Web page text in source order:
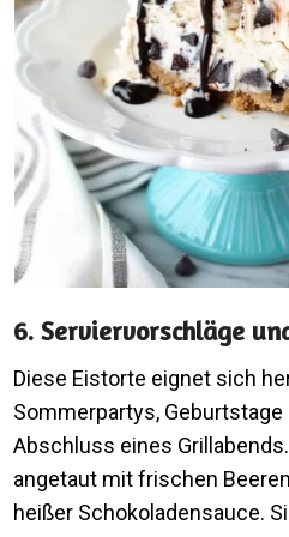
6. Serviervorschläge
Diese Eistorte eignet sich
Sommerpartys,
Abschluss eines
angetaut mit frischen
heißer Schokoladensauce.